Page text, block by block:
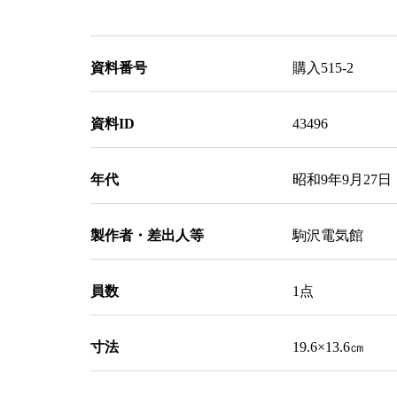
資料番号 購入515-2
資料ID 43496
年代 昭和9年9月27日
製作者・差出人等 駒沢電気館
員数 1点
寸法 19.6×13.6㎝